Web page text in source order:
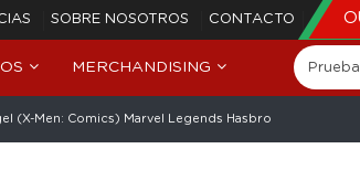
SOBRE NOSOTROS CONTACTO
MERCHANDISING
(X-Men: Comics) Marvel Legends Hasbro